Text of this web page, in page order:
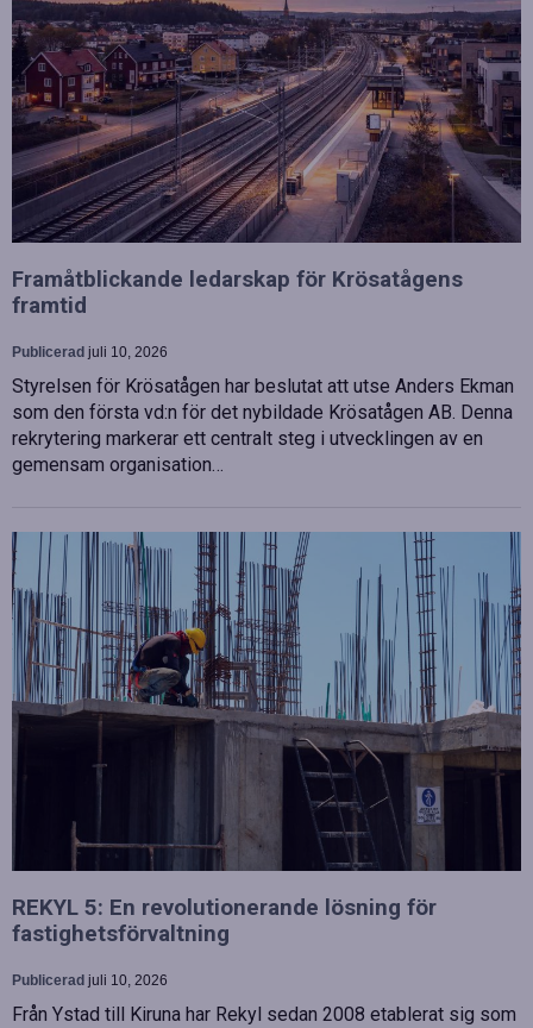
Framåtblickande ledarskap för Krösatågens
framtid
Publicerad juli 10, 2026
Styrelsen för Krösatågen har beslutat att utse Anders Ekman
som den första vd:n för det nybildade Krösatågen AB. Denna
rekrytering markerar ett centralt steg i utvecklingen av en
gemensam organisation…
REKYL 5: En revolutionerande lösning för
fastighetsförvaltning
Publicerad juli 10, 2026
Från Ystad till Kiruna har Rekyl sedan 2008 etablerat sig som